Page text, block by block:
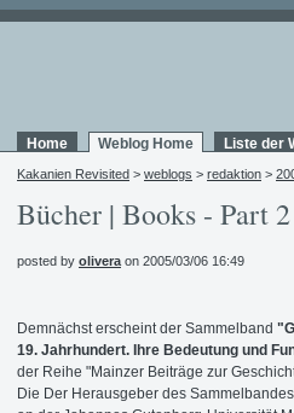
Home Weblog Home Liste der
Kakanien Revisited > weblogs > redaktion >
Bücher | Books - Part 2
posted by olivera on 2005/03/06 16:49
Demnächst erscheint der Sammelband
19. Jahrhundert. Ihre Bedeutung und
der Reihe "Mainzer Beiträge zur
Die Der Herausgeber des